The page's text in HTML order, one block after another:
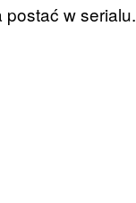
w serialu.